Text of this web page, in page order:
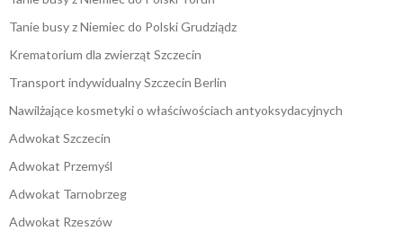
Tanie busy z Niemiec do Polski Grudziądz
Krematorium dla zwierząt Szczecin
Transport indywidualny Szczecin Berlin
Nawilżające kosmetyki o właściwościach antyoksydacyjnych
Adwokat Szczecin
Adwokat Przemyśl
Adwokat Tarnobrzeg
Adwokat Rzeszów